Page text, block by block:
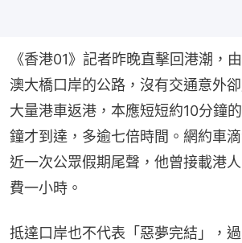
《香港01》記者昨晚直擊回港潮，
澳大橋口岸的公路，沒有交通意外
大量港車返港，本應短短約10分鐘
鐘才到達，多逾七倍時間。網約車
近一次公眾假期尾聲，他曾接載港
費一小時。
抵達口岸也不代表「惡夢完結」，